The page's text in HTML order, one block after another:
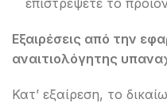
επιστρέψετε το
Εξαιρέσεις από την
αναιτιολόγητης
Κατ’ εξαίρεση, το